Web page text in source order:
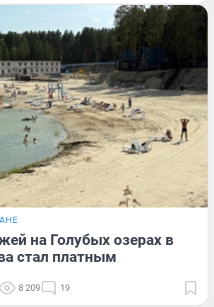
на Голубых озерах в
стал платным
8 209 19